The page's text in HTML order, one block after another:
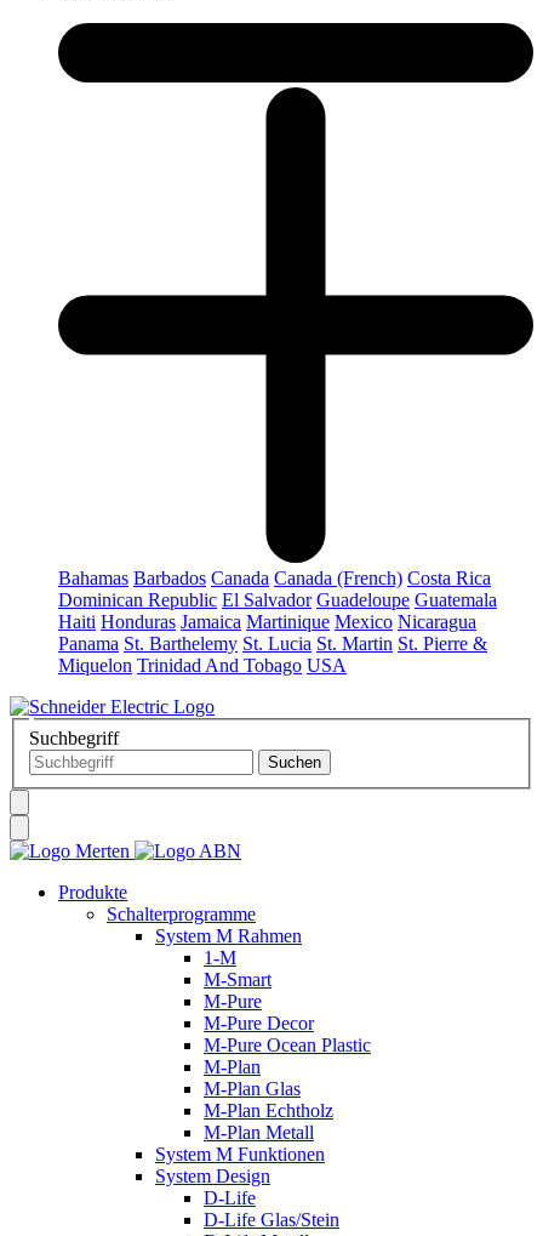
Bahamas Barbados Canada Canada (French) Costa Rica
Dominican Republic El Salvador Guadeloupe Guatemala
Haiti Honduras Jamaica Martinique Mexico Nicaragua
Panama St. Barthelemy St. Lucia St. Martin St. Pierre &
Miquelon Trinidad And Tobago USA
Suchbegriff
Produkte
Schalterprogramme
System M Rahmen
1-M
M-Smart
M-Pure
M-Pure Decor
M-Pure Ocean Plastic
M-Plan
M-Plan Glas
M-Plan Echtholz
M-Plan Metall
System M Funktionen
System Design
D-Life
D-Life Glas/Stein